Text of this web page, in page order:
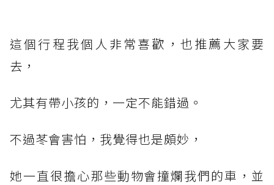
這個行程我個人非常喜歡，也推薦大家要
去，
尤其有帶小孩的，一定不能錯過。
不過苳會害怕，我覺得也是頗妙，
她一直很擔心那些動物會撞爛我們的車，並